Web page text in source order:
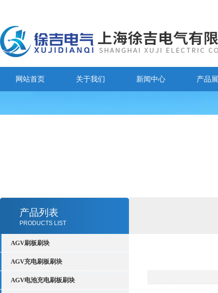
网站首页 关于我们 新闻中心 产品
产品列表
PRODUCTS LIST
AGV刷板刷块
AGV充电刷板刷块
AGV电池充电刷板刷块